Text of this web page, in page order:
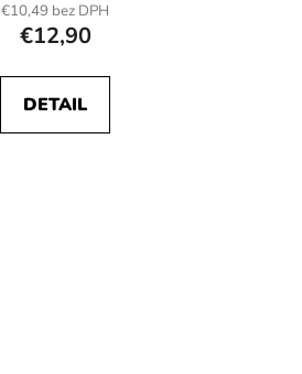
€10,49 bez DPH
€12,90
DETAIL